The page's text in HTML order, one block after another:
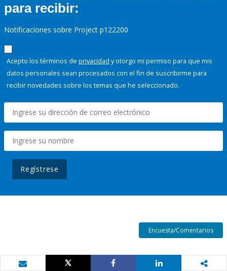
para recibir:
Notificaciones sobre Project p122200
Acepto los términos de privacidad y otorgo mi permiso para que mis
datos personales sean procesados con el fin de suscribirme para
recibir novedades sobre los temas que he seleccionado.
Regístrese
Encuesta/Comentarios